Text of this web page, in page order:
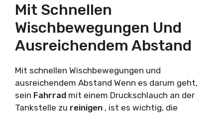
Mit Schnellen
Wischbewegungen Und
Ausreichendem Abstand
Mit schnellen Wischbewegungen und
ausreichendem Abstand Wenn es darum geht,
sein Fahrrad mit einem Druckschlauch an der
Tankstelle zu reinigen , ist es wichtig, die